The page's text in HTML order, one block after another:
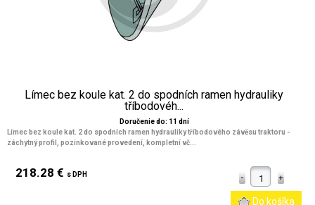
Límec bez koule kat. 2 do spodních ramen hydrauliky
tříbodovéh...
Doručenie do: 11 dní
Límec bez koule kat. 2 do spodních ramen hydrauliky tříbodového závěsu traktoru -
záchytný profil, pozinkované provedení, kompletní vč...
218.28 € s DPH